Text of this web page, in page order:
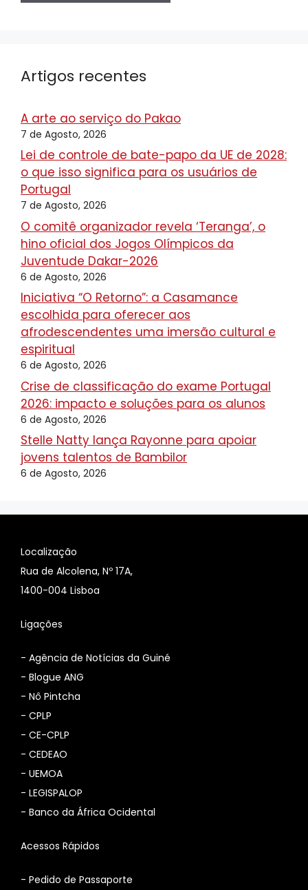
Artigos recentes
A arte ao serviço do Pakao
7 de Agosto, 2026
Lei de controle de bate-papo da UE de 2028:
o que isso significa para os usuários de
Portugal
7 de Agosto, 2026
O comitê organizador revela ‘Teranga’, o
hino oficial dos Jogos Olímpicos da
Juventude Dakar-2026
6 de Agosto, 2026
Iniciativa “O Retorno”: a Casamance
escolhida para oferecer aos
afrodescendentes uma imersão cultural e
espiritual
6 de Agosto, 2026
Crise de classificação do exame Portugal
2026: impacto e soluções para os alunos
6 de Agosto, 2026
Stelle Natty lança Rayonne para apoiar
jovens talentos de Bambilor
6 de Agosto, 2026
Localização
Rua de Alcolena, Nº 17A,
1400-004 Lisboa
Ligações
- Agência de Notícias da Guiné
- Blogue ANG
- Nô Pintcha
- CPLP
- CE-CPLP
- CEDEAO
- UEMOA
- LEGISPALOP
- Banco da África Ocidental
Acessos Rápidos
- Pedido de Passaporte